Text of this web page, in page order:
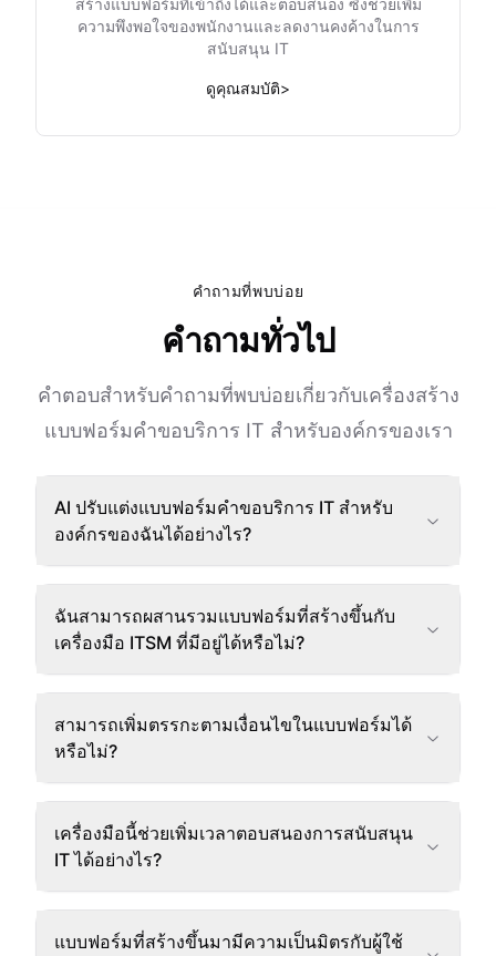
สร้างแบบฟอร์มที่เข้าถึงได้และตอบสนอง ซึ่งช่วยเพิ่ม
ความพึงพอใจของพนักงานและลดงานคงค้างในการ
สนับสนุน IT
ดูคุณสมบัติ>
คำถามที่พบบ่อย
คำถามทั่วไป
คำตอบสำหรับคำถามที่พบบ่อยเกี่ยวกับเครื่องสร้าง
แบบฟอร์มคำขอบริการ IT สำหรับองค์กรของเรา
AI ปรับแต่งแบบฟอร์มคำขอบริการ IT สำหรับ
องค์กรของฉันได้อย่างไร?
ฉันสามารถผสานรวมแบบฟอร์มที่สร้างขึ้นกับ
เครื่องมือ ITSM ที่มีอยู่ได้หรือไม่?
สามารถเพิ่มตรรกะตามเงื่อนไขในแบบฟอร์มได้
หรือไม่?
เครื่องมือนี้ช่วยเพิ่มเวลาตอบสนองการสนับสนุน
IT ได้อย่างไร?
แบบฟอร์มที่สร้างขึ้นมามีความเป็นมิตรกับผู้ใช้